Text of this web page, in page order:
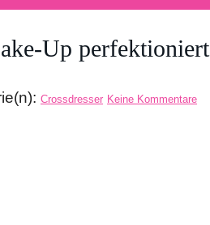
Up perfektioniert
Crossdresser Keine Kommentare